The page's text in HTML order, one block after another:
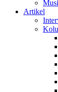
Artikel